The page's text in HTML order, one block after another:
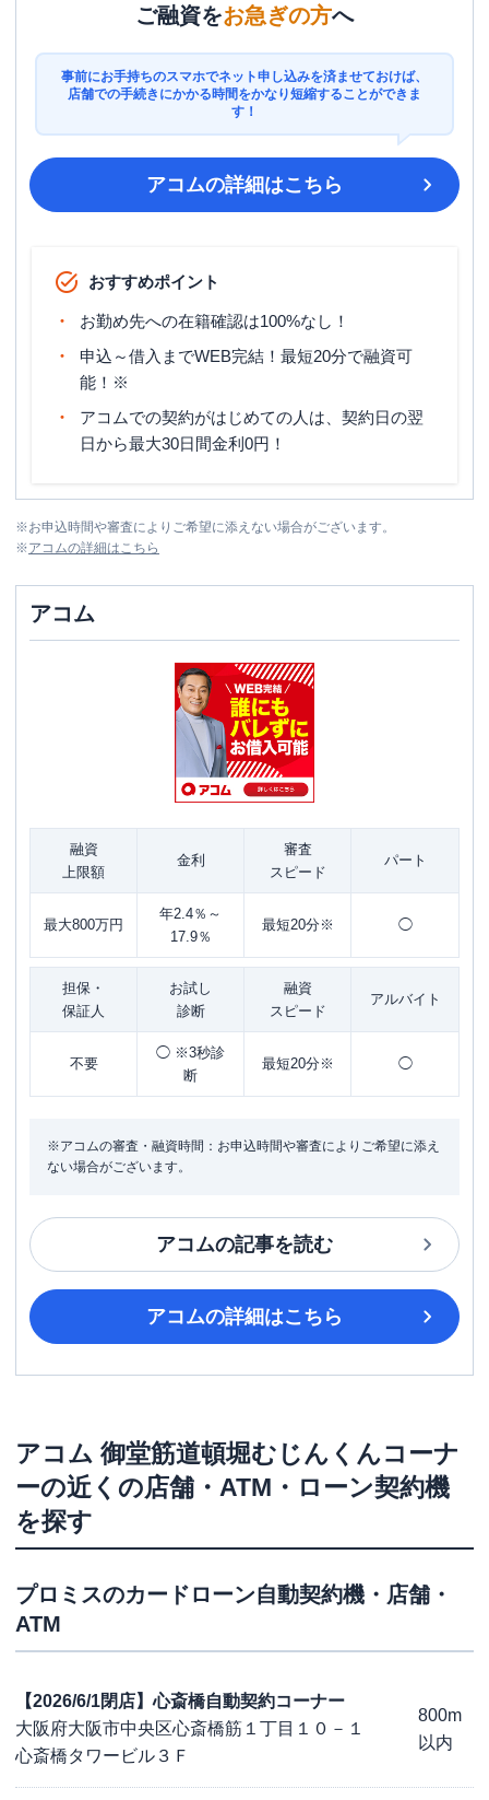
ご融資をお急ぎの方へ
事前にお手持ちのスマホでネット申し込みを済ませておけば、
店舗での手続きにかかる時間をかなり短縮することができま
す！
アコムの詳細はこちら
おすすめポイント
お勤め先への在籍確認は100%なし！
申込～借入までWEB完結！最短20分で融資可
能！※
アコムでの契約がはじめての人は、契約日の翌
日から最大30日間金利0円！
※お申込時間や審査によりご希望に添えない場合がございます。
※アコムの詳細はこちら
アコム
融資
上限額
金利
審査
スピード
パート
最大800万円
年2.4％～
17.9％
最短20分※ ◯
担保・
保証人
お試し
診断
融資
スピード
アルバイト
不要
◯ ※3秒診
断
最短20分※ ◯
※アコムの審査・融資時間：お申込時間や審査によりご希望に添え
ない場合がございます。
アコムの記事を読む
アコムの詳細はこちら
アコム 御堂筋道頓堀むじんくんコーナ
ーの近くの店舗・ATM・ローン契約機
を探す
プロミスのカードローン自動契約機・店舗・
ATM
【2026/6/1閉店】心斎橋自動契約コーナー
大阪府大阪市中央区心斎橋筋１丁目１０－１
心斎橋タワービル３Ｆ
800m
以内